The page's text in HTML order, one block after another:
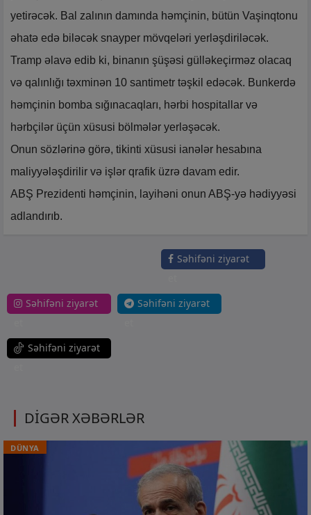
yetirəcək. Bal zalının damında həmçinin, bütün Vaşinqtonu
əhatə edə biləcək snayper mövqeləri yerləşdiriləcək.
Tramp əlavə edib ki, binanın şüşəsi gülləkeçirməz olacaq
və qalınlığı təxminən 10 santimetr təşkil edəcək. Bunkerdə
həmçinin bomba sığınacaqları, hərbi hospitallar və
hərbçilər üçün xüsusi bölmələr yerləşəcək.
Onun sözlərinə görə, tikinti xüsusi ianələr hesabına
maliyyələşdirilir və işlər qrafik üzrə davam edir.
ABŞ Prezidenti həmçinin, layihəni onun ABŞ-yə hədiyyəsi
adlandırıb.
Səhifəni ziyarət
Səhifəni ziyarət
Səhifəni ziyarət
Səhifəni ziyarət
DİGƏR XƏBƏRLƏR
DÜNYA